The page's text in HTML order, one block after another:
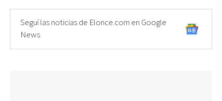
Seguí las noticias de Elonce.com en Google
News